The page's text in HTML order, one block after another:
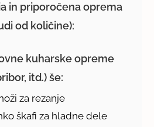
in priporočena oprema
od količine):
kuharske opreme
itd.) še:
za rezanje
škafi za hladne dele